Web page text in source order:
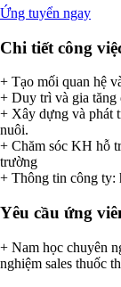
Ứng tuyển ngay
Chi tiết công
+ Tạo mối quan hệ
+ Duy trì và gia tăng
+ Xây dựng và phát
nuôi.
+ Chăm sóc KH hỗ
trường
+ Thông tin công ty:
Yêu cầu ứng
+ Nam học chuyên
nghiệm sales thuốc